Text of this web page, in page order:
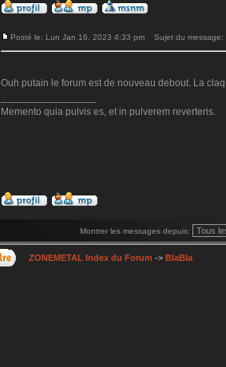
Posté le: Lun Jan 16, 2023 4:33 pm Sujet du message:
Ouh putain le forum est de nouveau debout. La
Memento quia pulvis es, et in pulverem reverteris.
Montrer les messages depuis:
ZONEMETAL Index du Forum -> BlaBla